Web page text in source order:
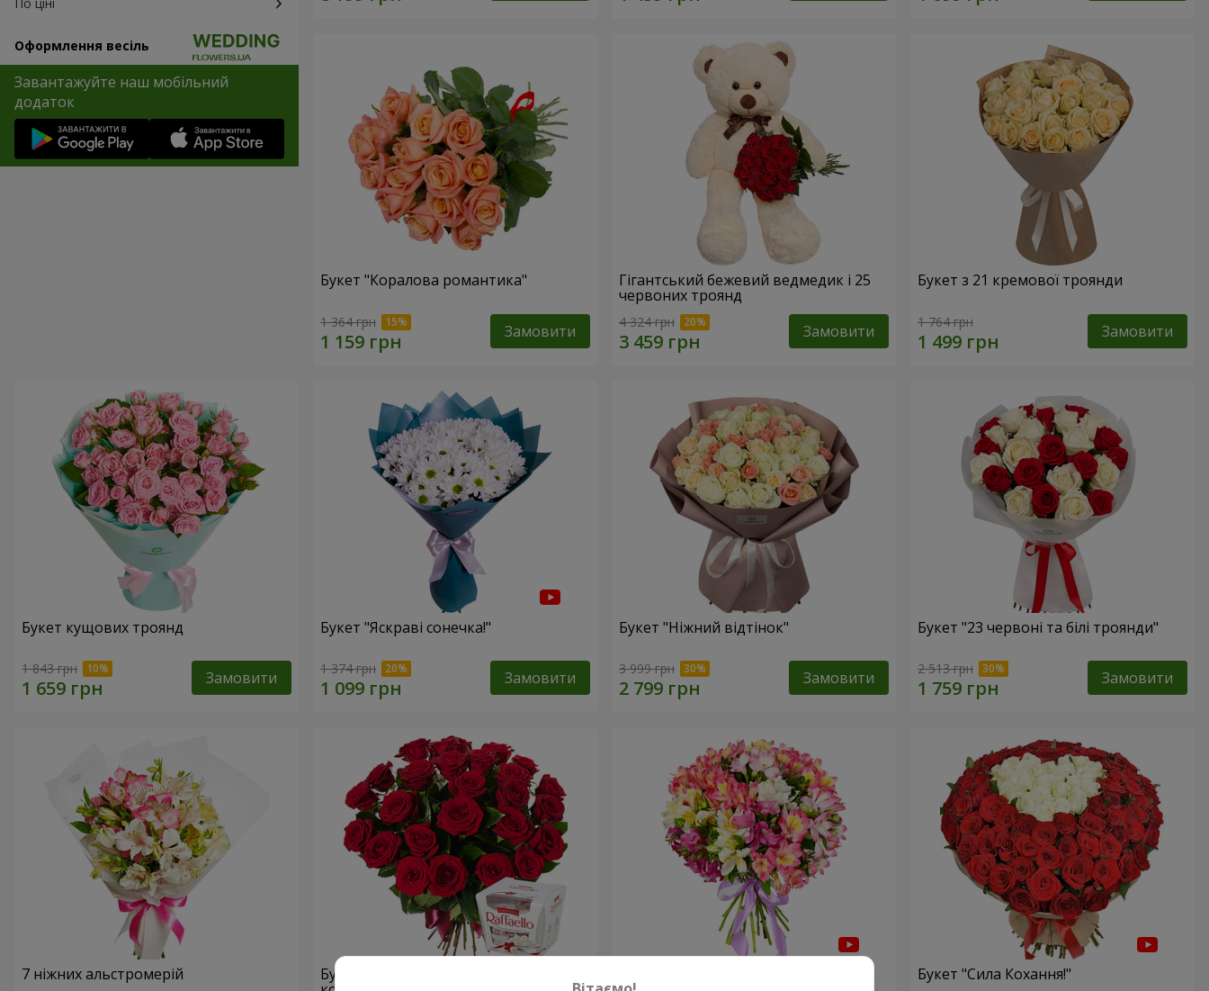
Оформлення весіль
Завантажуйте наш мобільний
додаток
Букет "Коралова романтика"
1 364 грн Замовити
Гігантський бежевий ведмедик і 25
червоних троянд
4 324 грн Замовити
Букет з 21 кремової троянди
1 764 грн Замовити
Букет кущових троянд
1 843 грн Замовити
Букет "Яскраві сонечка!"
1 374 грн Замовити
Букет "Ніжний відтінок"
3 999 грн Замовити
Букет "23 червоні та білі троянди"
2 513 грн Замовити
7 ніжних альстромерій Букет "У День народження, з Букет "Сила Кохання!"